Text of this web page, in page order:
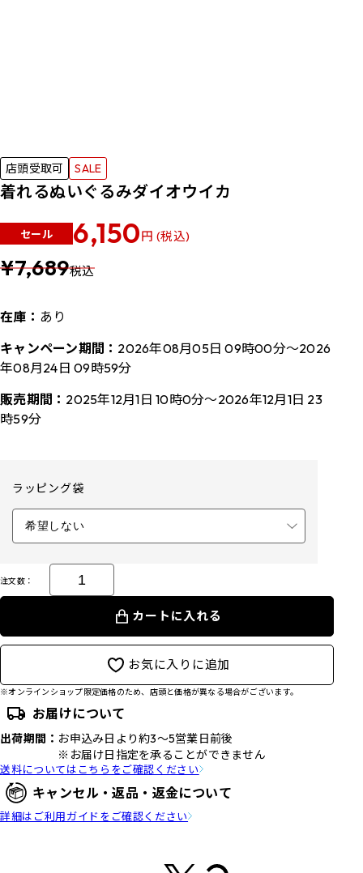
店頭受取可 SALE
着れるぬいぐるみダイオウイカ
セール 6,150円 (税込)
¥7,689税込
在庫： あり
キャンペーン期間： 2026年08月05日 09時00分～2026
年08月24日 09時59分
販売期間： 2025年12月1日 10時0分～2026年12月1日 23
時59分
ラッピング袋
注文数：
カートに入れる
お気に入りに追加
※オンラインショップ限定価格のため、店頭と価格が異なる場合がございます。
お届けについて
出荷期間： お申込み日より約3～5営業日前後
※お届け日指定を承ることができません
送料についてはこちらをご確認ください
キャンセル・返品・返金について
詳細はご利用ガイドをご確認ください